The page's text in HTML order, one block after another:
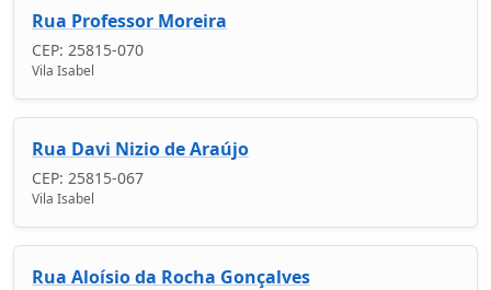
Rua Professor Moreira
CEP: 25815-070
Vila Isabel
Rua Davi Nizio de Araújo
CEP: 25815-067
Vila Isabel
Rua Aloísio da Rocha Gonçalves